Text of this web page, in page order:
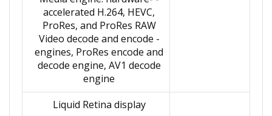
accelerated H.264, HEVC,
ProRes, and ProRes RAW
- Video decode and encode
engines, ProRes encode and
decode engine, AV1 decode
engine
Liquid Retina display